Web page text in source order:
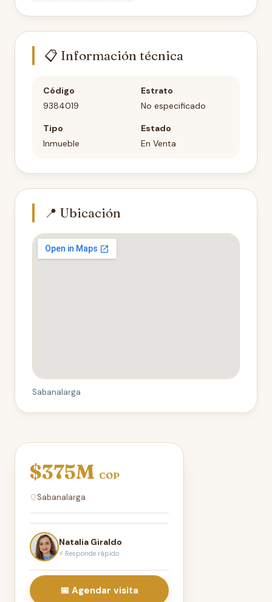
📋 Información técnica
Código
9384019
Estrato
No especificado
Tipo
Inmueble
Estado
En Venta
📍 Ubicación
Sabanalarga
$375M COP
Sabanalarga
Natalia Giraldo
⚡ Responde rápido
📅 Agendar visita